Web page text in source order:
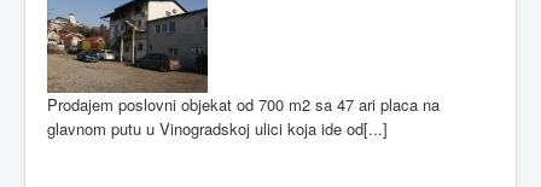
Prodajem poslovni objekat od 700 m2 sa 47 ari placa na
glavnom putu u Vinogradskoj ulici koja ide od[...]